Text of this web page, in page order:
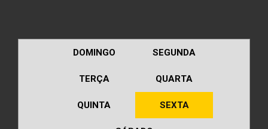
DOMINGO SEGUNDA
TERÇA QUARTA
QUINTA SEXTA